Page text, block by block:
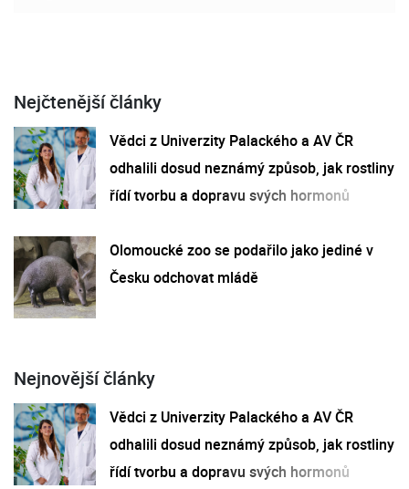
Nejčtenější články
Vědci z Univerzity Palackého a AV ČR
odhalili dosud neznámý způsob, jak rostliny
řídí tvorbu a dopravu svých hormonů
Olomoucké zoo se podařilo jako jediné v
Česku odchovat mládě
Nejnovější články
Vědci z Univerzity Palackého a AV ČR
odhalili dosud neznámý způsob, jak rostliny
řídí tvorbu a dopravu svých hormonů